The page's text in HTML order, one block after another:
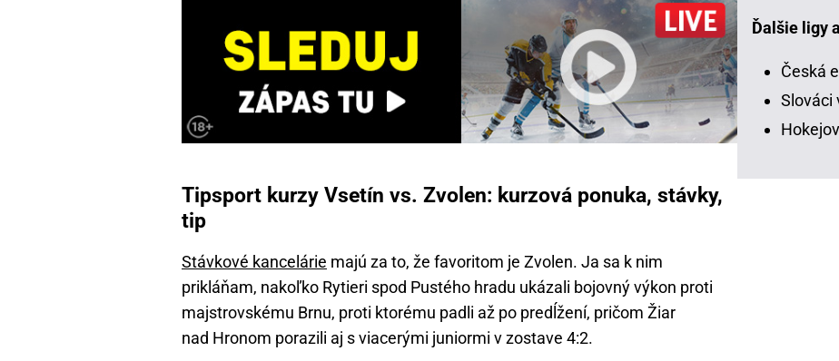
Tipsport kurzy Vsetín vs. Zvolen: kurzová ponuka, stávky,
tip
Stávkové kancelárie majú za to, že favoritom je Zvolen. Ja sa k nim
prikláňam, nakoľko Rytieri spod Pustého hradu ukázali bojovný výkon proti
majstrovskému Brnu, proti ktorému padli až po predĺžení, pričom Žiar
nad Hronom porazili aj s viacerými juniormi v zostave 4:2.
Ďalšie ligy
Česká
Slováci